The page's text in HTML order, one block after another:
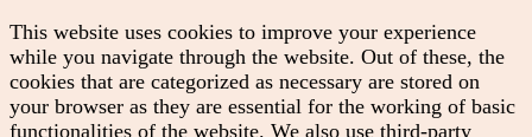
This website uses cookies to improve your experience
while you navigate through the website. Out of these, the
cookies that are categorized as necessary are stored on
your browser as they are essential for the working of basic
functionalities of the website. We also use third-party